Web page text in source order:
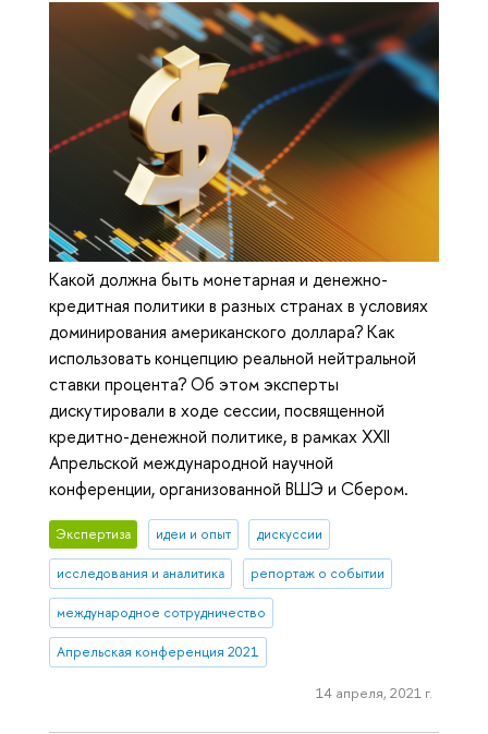
Какой должна быть монетарная и денежно-
кредитная политики в разных странах в условиях
доминирования американского доллара? Как
использовать концепцию реальной нейтральной
ставки процента? Об этом эксперты
дискутировали в ходе сессии, посвященной
кредитно-денежной политике, в рамках XXII
Апрельской международной научной
конференции, организованной ВШЭ и Сбером.
Экспертиза идеи и опыт дискуссии
исследования и аналитика репортаж о событии
международное сотрудничество
Апрельская конференция 2021
14 апреля, 2021 г.